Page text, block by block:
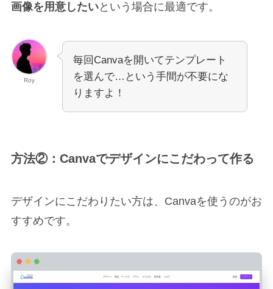
画像を用意したいという場合に最適です。
Roy
毎回Canvaを開いてテンプレート
を選んで…という手間が不要にな
りますよ！
方法②：Canvaでデザインにこだわって作る
デザインにこだわりたい方は、Canvaを使うのがお
すすめです。